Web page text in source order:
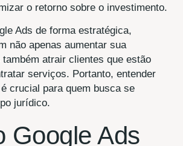
o retorno sobre o investimento.
Ads de forma estratégica,
não apenas aumentar sua
atrair clientes que estão
serviços. Portanto, entender
crucial para quem busca se
jurídico.
Google Ads